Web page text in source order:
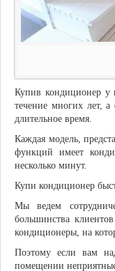
Купив кондиционер у
течение многих лет, а
длительное время.
Каждая модель,
функций имеет
несколько минут.
Купи кондиционер
Мы ведем
большинства
кондиционеры, на
Поэтому если вам
помещении